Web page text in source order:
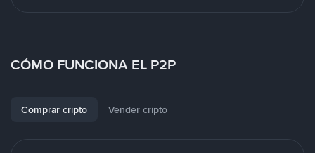
CÓMO FUNCIONA EL P2P
Comprar cripto Vender cripto